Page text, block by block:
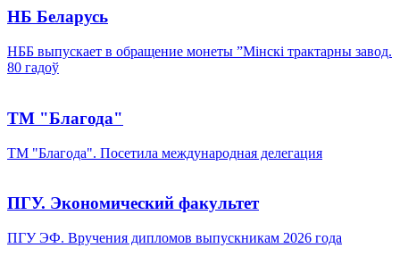
НБ Беларусь
НББ выпускает в обращение монеты ”Мінскі трактарны завод.
80 гадоў
ТМ "Благода"
ТМ "Благода". Посетила международная делегация
ПГУ. Экономический факультет
ПГУ ЭФ. Вручения дипломов выпускникам 2026 года